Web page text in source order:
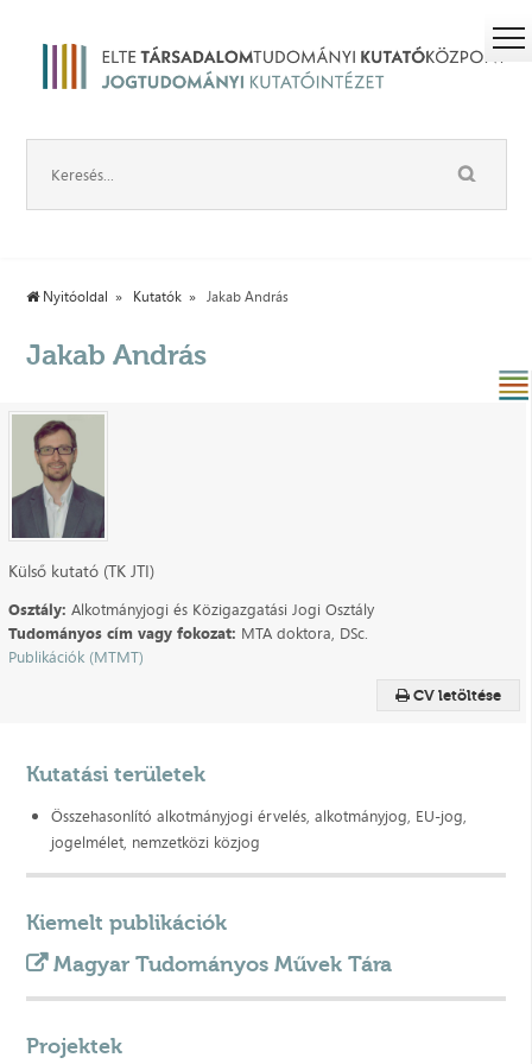
Nyitóoldal Kutatók Jakab András
Jakab András
CV letöltése
Külső kutató (TK JTI)
Osztály: Alkotmányjogi és Közigazgatási Jogi Osztály
Tudományos cím vagy fokozat: MTA doktora, DSc.
Publikációk (MTMT)
Kutatási területek
Összehasonlító alkotmányjogi érvelés, alkotmányjog, EU-jog,
jogelmélet, nemzetközi közjog
Kiemelt publikációk
Magyar Tudományos Művek Tára
Projektek